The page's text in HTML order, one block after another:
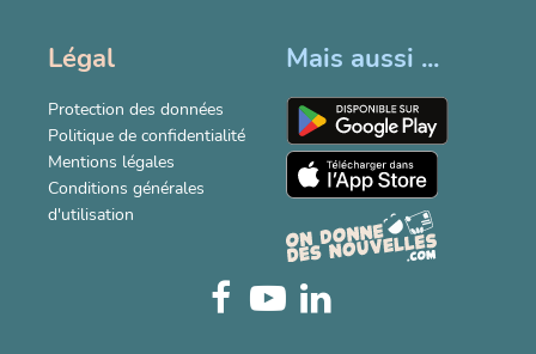
Légal
Protection des données
Politique de confidentialité
Mentions légales
Conditions générales
d'utilisation
Mais aussi ...